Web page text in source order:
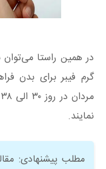
گرم فیبر برای بدن
نمایند.
مطلب پیشنهادی: